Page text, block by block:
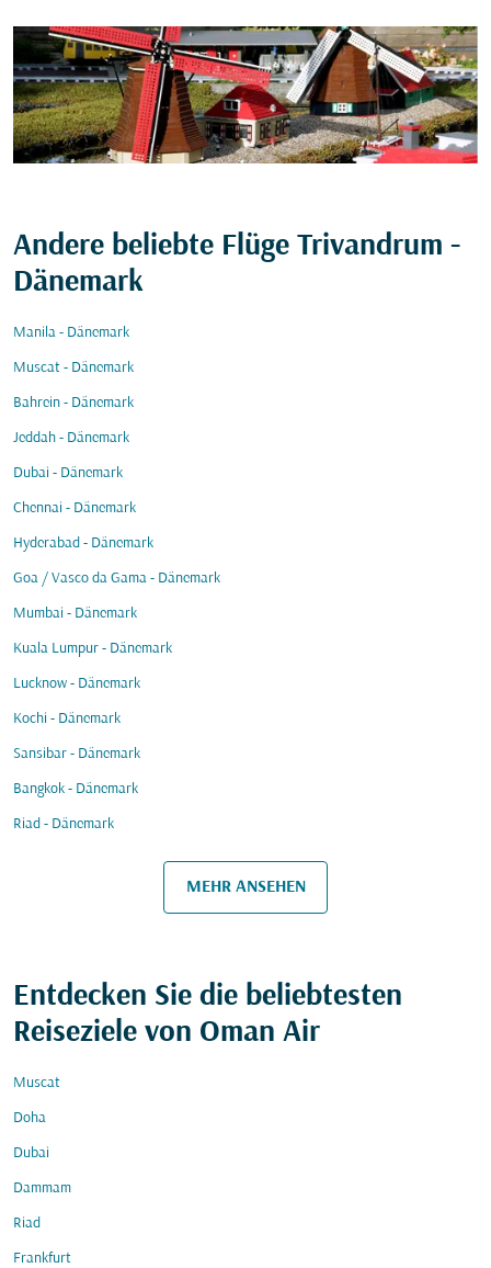
Andere beliebte Flüge Trivandrum -
Dänemark
Manila - Dänemark
Muscat - Dänemark
Bahrein - Dänemark
Jeddah - Dänemark
Dubai - Dänemark
Chennai - Dänemark
Hyderabad - Dänemark
Goa / Vasco da Gama - Dänemark
Mumbai - Dänemark
Kuala Lumpur - Dänemark
Lucknow - Dänemark
Kochi - Dänemark
Sansibar - Dänemark
Bangkok - Dänemark
Riad - Dänemark
MEHR ANSEHEN
Entdecken Sie die beliebtesten
Reiseziele von Oman Air
Muscat
Doha
Dubai
Dammam
Riad
Frankfurt